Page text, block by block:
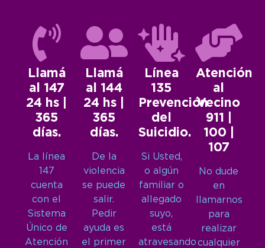
Llamá
al 147
24 hs |
365
días.
La línea
147
cuenta
con el
Sistema
Único de
Atención
Llamá
al 144
24 hs |
365
días.
De la
violencia
se puede
salir.
Pedir
ayuda es
el primer
Línea
135
Prevención
del
Suicidio.
Si Usted,
o algún
familiar o
allegado
suyo,
está
atravesando
Atención
al
Vecino
911 |
100 |
107
No dude
en
llamarnos
para
realizar
cualquier